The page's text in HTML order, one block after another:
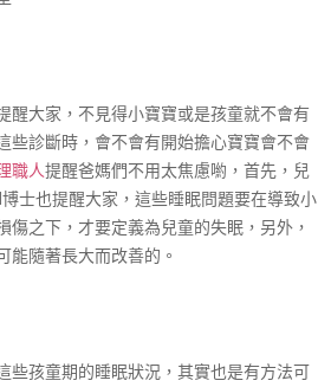
醒大家，不見得小寶寶或是孩童就不會有
些診斷時，會不會有開始擔心寶寶會不會
職人提醒爸媽們不用太焦慮喲，首先，兒
士也提醒大家，這些睡眠問題要在導致小
傷之下，才要定義為兒童的失眠 ，另外，
能隨著長大而改善的。
些孩童期的睡眠狀況，其實也是有方法可